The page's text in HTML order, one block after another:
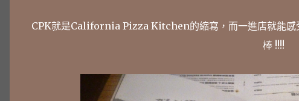
CPK就是California Pizza Kitchen的縮寫，而一進店就能感
棒 !!!!